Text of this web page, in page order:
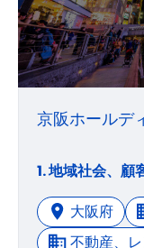
京阪ホールデ
大阪府
不動産、